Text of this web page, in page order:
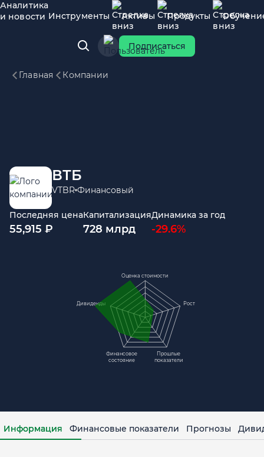
Аналитика
и новости Инструменты Активы Продукты
Подписаться
Главная Компании
ВТБ
VTBR Финансовый
Последняя цена
55,915 ₽
Капитализация
728 млрд
Динамика за год
-29.6%
Оценка стоимости
Рост
Прошлые
показатели
Финансовое
состояние
Дивиденды
Информация Финансовые показатели Прогнозы